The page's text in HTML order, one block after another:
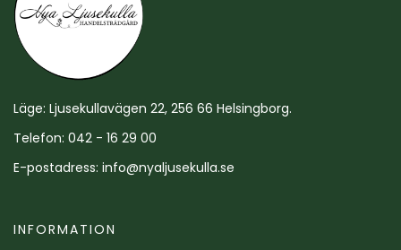
Läge: Ljusekullavägen 22, 256 66 Helsingborg.
Telefon: 042 - 16 29 00
E-postadress: info@nyaljusekulla.se
INFORMATION